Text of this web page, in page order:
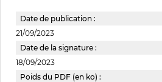
Date de publication :
21/09/2023
Date de la signature :
18/09/2023
Poids du PDF (en ko) :